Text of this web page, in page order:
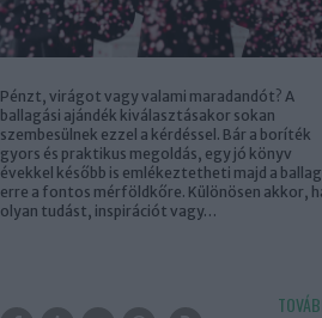
Pénzt, virágot vagy valami maradandót? A
ballagási ajándék kiválasztásakor sokan
szembesülnek ezzel a kérdéssel. Bár a boríték
gyors és praktikus megoldás, egy jó könyv
évekkel később is emlékeztetheti majd a
erre a fontos mérföldkőre. Különösen akkor,
olyan tudást, inspirációt vagy…